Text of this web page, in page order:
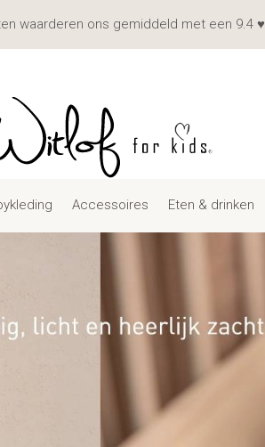
Accessoires Eten & drinken
waarderen ons gemiddeld met een 9.4 ♥